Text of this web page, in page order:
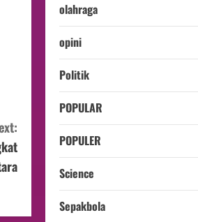
olahraga
opini
Politik
POPULAR
POPULER
Science
Sepakbola